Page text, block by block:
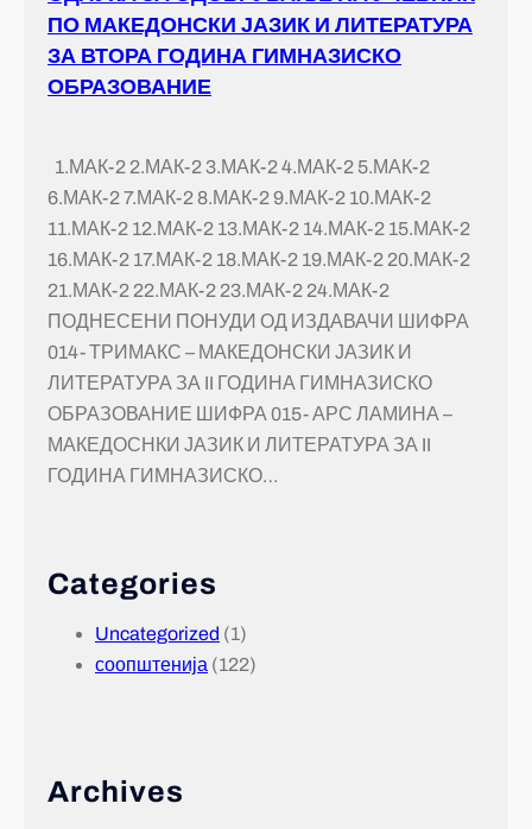
ПО МАКЕДОНСКИ ЈАЗИК И ЛИТЕРАТУРА
ЗА ВТОРА ГОДИНА ГИМНАЗИСКО
ОБРАЗОВАНИЕ
1.МАК-2 2.МАК-2 3.МАК-2 4.МАК-2 5.МАК-2
6.МАК-2 7.МАК-2 8.МАК-2 9.МАК-2 10.МАК-2
11.МАК-2 12.МАК-2 13.МАК-2 14.МАК-2 15.МАК-2
16.МАК-2 17.МАК-2 18.МАК-2 19.МАК-2 20.МАК-2
21.МАК-2 22.МАК-2 23.МАК-2 24.МАК-2
ПОДНЕСЕНИ ПОНУДИ ОД ИЗДАВАЧИ ШИФРА
014- ТРИМАКС – МАКЕДОНСКИ ЈАЗИК И
ЛИТЕРАТУРА ЗА II ГОДИНА ГИМНАЗИСКО
ОБРАЗОВАНИЕ ШИФРА 015- АРС ЛАМИНА –
МАКЕДОСНКИ ЈАЗИК И ЛИТЕРАТУРА ЗА II
ГОДИНА ГИМНАЗИСКО…
Categories
Uncategorized (1)
соопштенија (122)
Archives